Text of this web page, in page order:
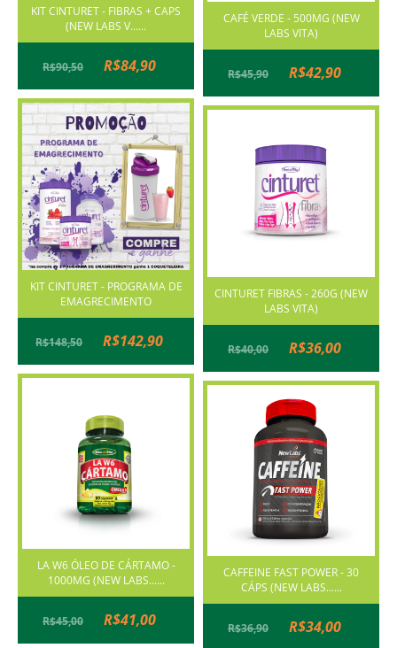
KIT CINTURET - FIBRAS + CAPS
(NEW LABS V......
R$90,50 R$84,90
CAFÉ VERDE - 500MG (NEW
LABS VITA)
R$45,90 R$42,90
KIT CINTURET - PROGRAMA DE
EMAGRECIMENTO
R$148,50 R$142,90
CINTURET FIBRAS - 260G (NEW
LABS VITA)
R$40,00 R$36,00
LA W6 ÓLEO DE CÁRTAMO -
1000MG (NEW LABS......
R$45,00 R$41,00
CAFFEINE FAST POWER - 30
CÁPS (NEW LABS......
R$36,90 R$34,00